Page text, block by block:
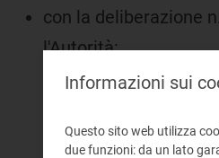
con la deliberazione
l'Autorità:
ha rideterminato i
economiche di
Informazioni sui
Questo sito web utilizza
due funzioni: da un lato